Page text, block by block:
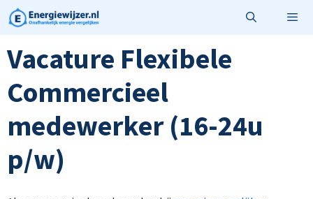
Ga
naar
de
inhoud
Vacature Flexibele
Commercieel
medewerker (16-24u
p/w)